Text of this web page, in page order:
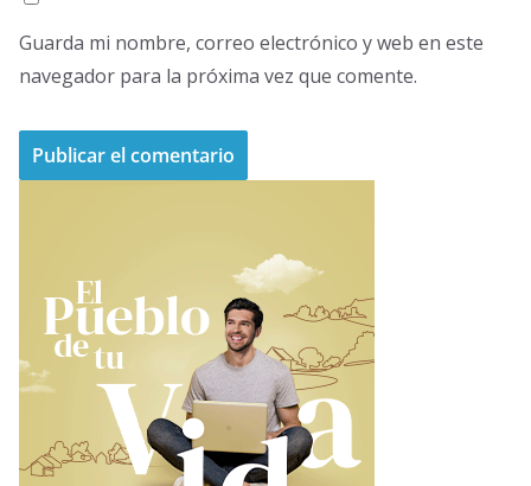
Guarda mi nombre, correo electrónico y web en este
navegador para la próxima vez que comente.
n
a
i